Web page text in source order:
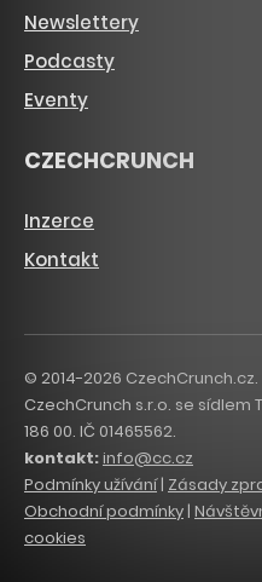
Newslettery
Podcasty
Eventy
CZECHCRUNCH
Inzerce
Kontakt
© 2014-2026
CzechCrunch s.r.o. se sídlem
186 00. IČ 01465562.
kontakt:info@cc.cz
Podmínky užívání| Zásady
Obchodní podmínky|
cookies